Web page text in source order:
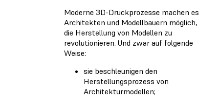
Moderne 3D-Druckprozesse machen es
Architekten und Modellbauern möglich,
die Herstellung von Modellen zu
revolutionieren. Und zwar auf folgende
Weise:
sie beschleunigen den
Herstellungsprozess von
Architekturmodellen;